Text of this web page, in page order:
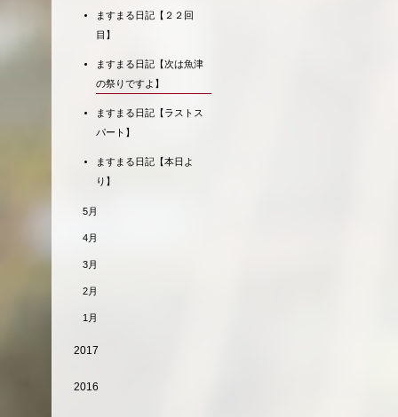
ますまる日記【２２回
目】
ますまる日記【次は魚津
の祭りですよ】
ますまる日記【ラストス
パート】
ますまる日記【本日よ
り】
5月
4月
3月
2月
1月
2017
2016